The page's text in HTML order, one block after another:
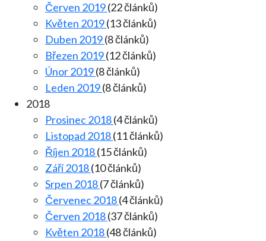
Červen 2019(22 článků)
Květen 2019(13 článků)
Duben 2019(8 článků)
Březen 2019(12 článků)
Únor 2019(8 článků)
Leden 2019(8 článků)
2018
Prosinec 2018(4 článků)
Listopad 2018(11 článků)
Říjen 2018(15 článků)
Září 2018(10 článků)
Srpen 2018(7 článků)
Červenec 2018(4 článků)
Červen 2018(37 článků)
Květen 2018(48 článků)